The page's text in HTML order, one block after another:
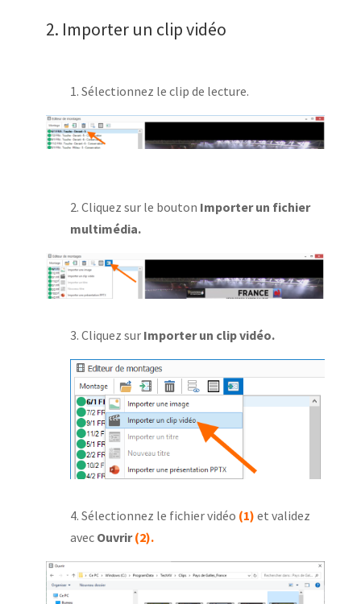
2. Importer un clip vidéo
1. Sélectionnez le clip de lecture.
2. Cliquez sur le bouton Importer un fichier
multimédia.
3. Cliquez sur Importer un clip vidéo.
4. Sélectionnez le fichier vidéo (1) et validez
avec Ouvrir(2).